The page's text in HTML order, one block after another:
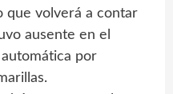
que volverá a contar
ausente en el
por